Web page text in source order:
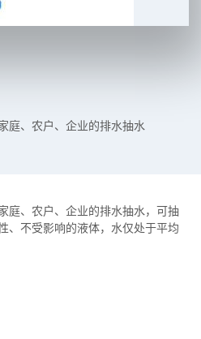
庭、农户、企业的排水抽水
庭、农户、企业的排水抽水，可抽
、不受影响的液体，水仅处于平均